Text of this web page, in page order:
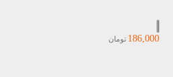
186,000 تومان